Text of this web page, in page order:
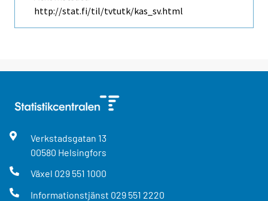
http://stat.fi/til/tvtutk/kas_sv.html
Verkstadsgatan 13
00580 Helsingfors
Växel 029 551 1000
Informationstjänst 029 551 2220